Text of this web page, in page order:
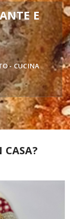
E
- CUCINA
CASA?